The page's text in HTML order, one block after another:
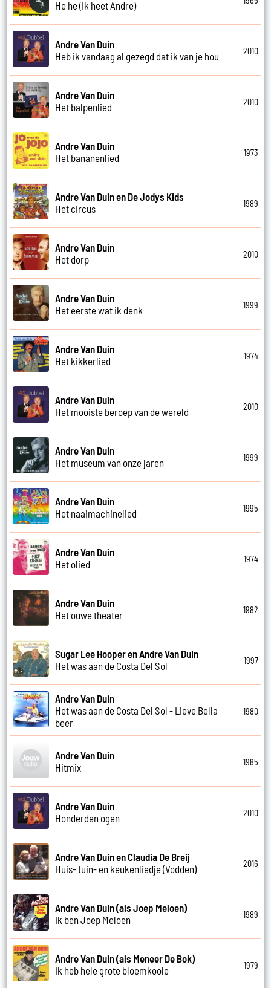
He he (Ik heet Andre)
Andre Van Duin
Heb ik vandaag al gezegd dat ik van je hou
2010
Andre Van Duin
Het balpenlied
2010
Andre Van Duin
Het bananenlied
1973
Andre Van Duin en De Jodys Kids
Het circus
1989
Andre Van Duin
Het dorp
2010
Andre Van Duin
Het eerste wat ik denk
1999
Andre Van Duin
Het kikkerlied
1974
Andre Van Duin
Het mooiste beroep van de wereld
2010
Andre Van Duin
Het museum van onze jaren
1999
Andre Van Duin
Het naaimachinelied
1995
Andre Van Duin
Het olied
1974
Andre Van Duin
Het ouwe theater
1982
Sugar Lee Hooper en Andre Van Duin
Het was aan de Costa Del Sol
1997
Andre Van Duin
Het was aan de Costa Del Sol - Lieve Bella
beer
1980
Andre Van Duin
Hitmix
1985
Andre Van Duin
Honderden ogen
2010
Andre Van Duin en Claudia De Breij
Huis- tuin- en keukenliedje (Vodden)
2016
Andre Van Duin (als Joep Meloen)
Ik ben Joep Meloen
1989
Andre Van Duin (als Meneer De Bok)
Ik heb hele grote bloemkoole
1979